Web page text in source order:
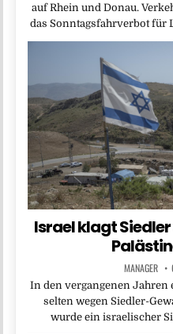
auf Rhein und Donau.
das Sonntagsfahrverbot für
Israel klagt
MANAGER
In den vergangenen Jahren
selten wegen Siedler-
wurde ein israelischer